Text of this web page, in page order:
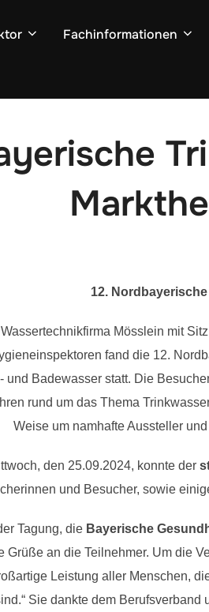
Fachinformationen
12.
Mösslein mit
fand die 12.
und Badewasser statt. Die
rund um das Thema
Weise um namhafte Aussteller
den 25.09.2024, konnte der
und Besucher, sowie
Tagung, die Bayerische
Grüße an die Teilnehmer. Um die
Leistung aller Menschen,
Sie dankte dem